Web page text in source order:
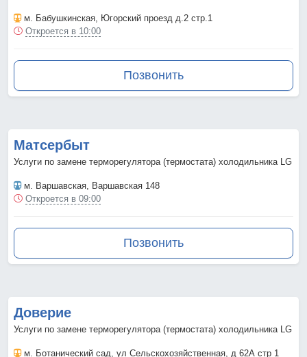
м. Бабушкинская, Югорский проезд д.2 стр.1
Откроется в 10:00
Позвонить
Матсербыт
Услуги по замене терморегулятора (термостата) холодильника LG
м. Варшавская, Варшавская 148
Откроется в 09:00
Позвонить
Доверие
Услуги по замене терморегулятора (термостата) холодильника LG
м. Ботанический сад, ул Сельскохозяйственная, д 62А стр 1